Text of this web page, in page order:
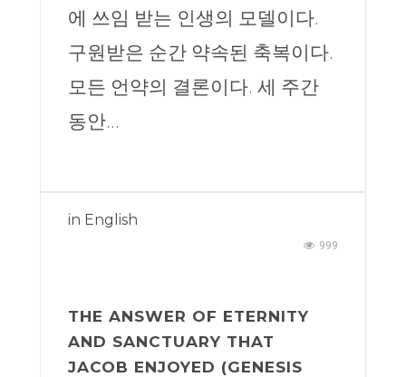
에 쓰임 받는 인생의 모델이다.
구원받은 순간 약속된 축복이다.
모든 언약의 결론이다. 세 주간
동안...
in English
999
THE ANSWER OF ETERNITY
AND SANCTUARY THAT
JACOB ENJOYED (GENESIS